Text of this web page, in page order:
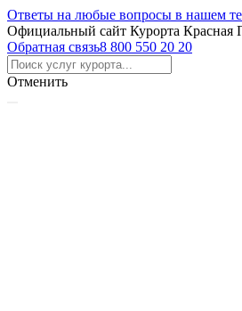
Ответы на любые вопросы в нашем
Официальный сайт Курорта Красная
Обратная связь8 800 550 20 20
Отменить